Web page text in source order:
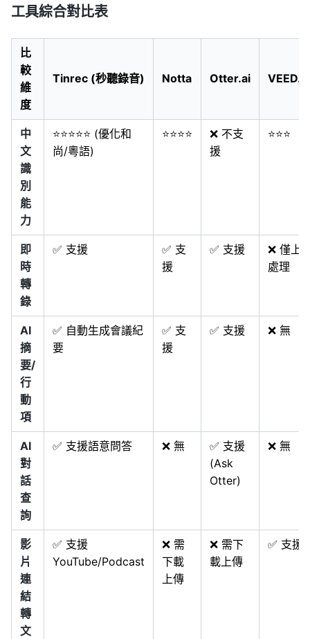
工具綜合對比表
比
較
維
度
Tinrec (秒聽錄音) Notta Otter.ai
中
文
識
別
能
力
⭐⭐⭐⭐⭐ (優化和
尚/粵語)
⭐⭐⭐⭐
❌ 不支
援
⭐⭐⭐
即
時
轉
錄
✅ 支援
✅ 支
援
✅ 支援
❌ 僅上
處理
AI
摘
要/
行
動
項
✅ 自動生成會議紀
要
✅ 支
援
✅ 支援 ❌ 無
AI
對
話
查
詢
✅ 支援語意問答 ❌ 無
✅ 支援
(Ask
Otter)
❌ 無
影
片
連
結
轉
文
✅ 支援
YouTube/Podcast
❌ 需
下載
上傳
❌ 需下
載上傳
✅ 支援